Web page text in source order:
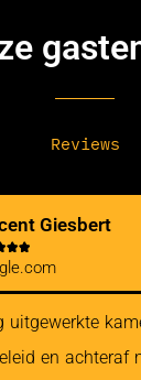
Reviews
Bienvenu

it! This venue
top 3